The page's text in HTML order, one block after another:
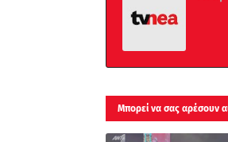
Μπορεί να σας αρέσουν